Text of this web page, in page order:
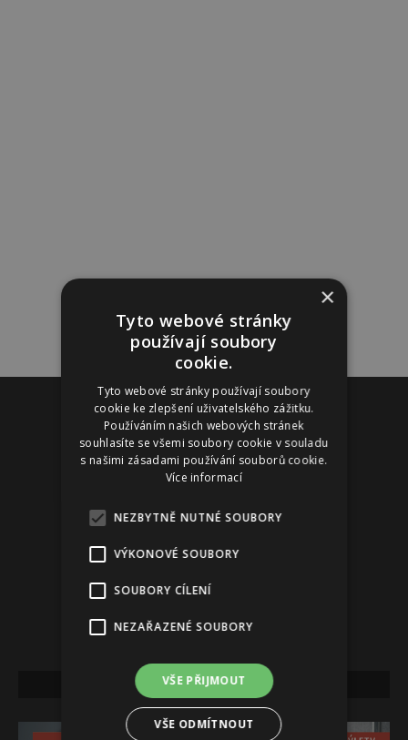
Reklama
NEJNOVĚJŠÍ VYDÁNÍ
×
Tyto webové stránky
používají soubory
cookie.
Tyto webové stránky používají soubory
cookie ke zlepšení uživatelského zážitku.
Používáním našich webových stránek
souhlasíte se všemi soubory cookie v souladu
s našimi zásadami používání souborů cookie.
Více informací
NEZBYTNĚ NUTNÉ SOUBORY
VÝKONOVÉ SOUBORY
SOUBORY CÍLENÍ
NEZAŘAZENÉ SOUBORY
VŠE PŘIJMOUT
VŠE ODMÍTNOUT